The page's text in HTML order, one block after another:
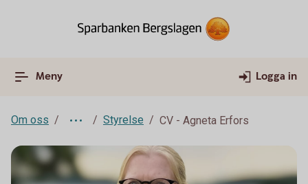
Meny Logga in
Om oss Styrelse CV - Agneta Erfors